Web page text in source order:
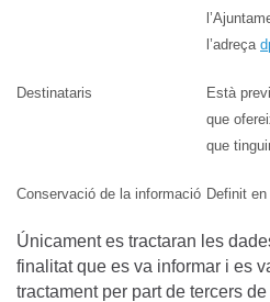
l’adreça
Destinataris
Està
que
que
Conservació de la informació Definit
Únicament es tractaran les
finalitat que es va informar i es
tractament per part de tercers